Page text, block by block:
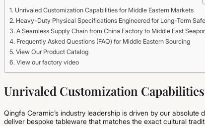
Unrivaled Customization Capabilities for Middle Eastern Markets
Heavy-Duty Physical Specifications Engineered for Long-Term
A Seamless Supply Chain from China Factory to Middle East
Frequently Asked Questions (FAQ) for Middle Eastern Sourcing
View Our Product Catalog
View our factory video
Unrivaled Customization
Qingfa Ceramic’s industry leadership is driven by our absolute
deliver bespoke tableware that matches the exact cultural